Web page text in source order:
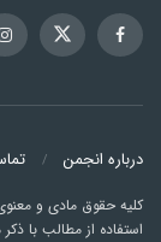
درباره انجمن
کلیه حقوق مادی و
استفاده از مطالب با